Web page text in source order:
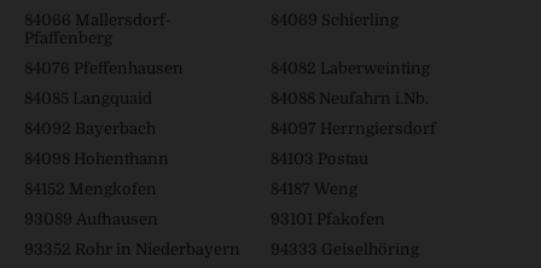
84066 Mallersdorf-
Pfaffenberg
84069 Schierling
84076 Pfeffenhausen
84082 Laberweinting
84085 Langquaid
84088 Neufahrn i.Nb.
84092 Bayerbach
84097 Herrngiersdorf
84098 Hohenthann
84103 Postau
84152 Mengkofen
84187 Weng
93089 Aufhausen
93101 Pfakofen
93352 Rohr in Niederbayern
94333 Geiselhöring